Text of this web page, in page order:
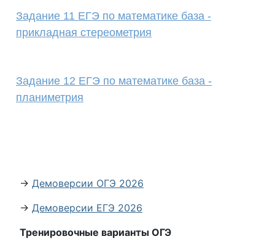
Задание 11 ЕГЭ по математике база -
прикладная стереометрия
Задание 12 ЕГЭ по математике база -
планиметрия
→ Демоверсии ОГЭ 2026
→ Демоверсии ЕГЭ 2026
Тренировочные варианты ОГЭ